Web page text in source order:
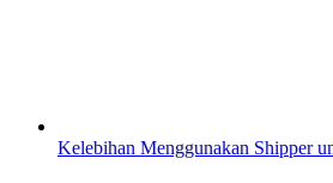
Kelebihan Menggunakan Shipper